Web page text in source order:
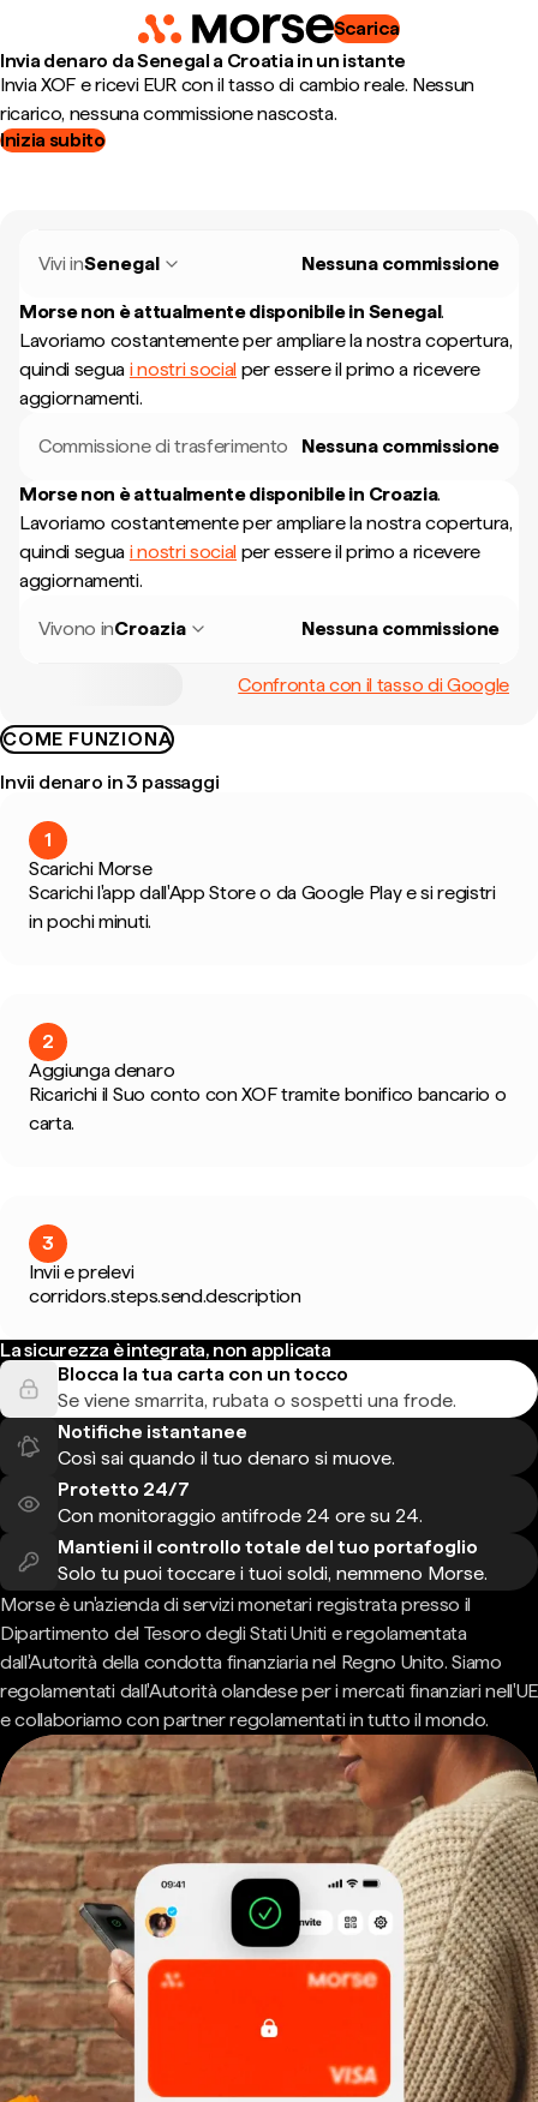
Scarica
Invia denaro da Senegal a Croatia in un istante
Invia XOF e ricevi EUR con il tasso di cambio reale. Nessun
ricarico, nessuna commissione nascosta.
Inizia subito
Vivi inSenegal Nessuna commissione
Morse non è attualmente disponibile in Senegal.
Lavoriamo costantemente per ampliare la nostra copertura,
quindi segua i nostri social per essere il primo a ricevere
aggiornamenti.
Commissione di trasferimento Nessuna commissione
Morse non è attualmente disponibile in Croazia.
Lavoriamo costantemente per ampliare la nostra copertura,
quindi segua i nostri social per essere il primo a ricevere
aggiornamenti.
Vivono inCroazia Nessuna commissione
Confronta con il tasso di Google
COME FUNZIONA
Invii denaro in 3 passaggi
1
Scarichi Morse
Scarichi l'app dall'App Store o da Google Play e si registri
in pochi minuti.
2
Aggiunga denaro
Ricarichi il Suo conto con XOF tramite bonifico bancario o
carta.
3
Invii e prelevi
corridors.steps.send.description
La sicurezza è integrata, non applicata
Blocca la tua carta con un tocco
Se viene smarrita, rubata o sospetti una frode.
Notifiche istantanee
Così sai quando il tuo denaro si muove.
Protetto 24/7
Con monitoraggio antifrode 24 ore su 24.
Mantieni il controllo totale del tuo portafoglio
Solo tu puoi toccare i tuoi soldi, nemmeno Morse.
Morse è un'azienda di servizi monetari registrata presso il
Dipartimento del Tesoro degli Stati Uniti e regolamentata
dall'Autorità della condotta finanziaria nel Regno Unito. Siamo
regolamentati dall'Autorità olandese per i mercati finanziari nell'UE
e collaboriamo con partner regolamentati in tutto il mondo.